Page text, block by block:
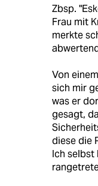
Zbsp.
Frau mit
merkte
Von
sich mir
was er
gesagt,
diese die
Ich selbst